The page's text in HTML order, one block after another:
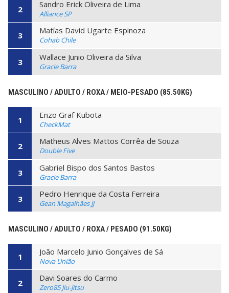
2 Sandro Erick Oliveira de Lima
Alliance SP
3 Matías David Ugarte Espinoza
Cohab Chile
3 Wallace Junio Oliveira da Silva
Gracie Barra
MASCULINO / ADULTO / ROXA / MEIO-PESADO (85.50KG)
1 Enzo Graf Kubota
CheckMat
2 Matheus Alves Mattos Corrêa de Souza
Double Five
3 Gabriel Bispo dos Santos Bastos
Gracie Barra
3 Pedro Henrique da Costa Ferreira
Gean Magalhães JJ
MASCULINO / ADULTO / ROXA / PESADO (91.50KG)
1 João Marcelo Junio Gonçalves de Sá
Nova União
2 Davi Soares do Carmo
Zero85 Jiu-Jitsu